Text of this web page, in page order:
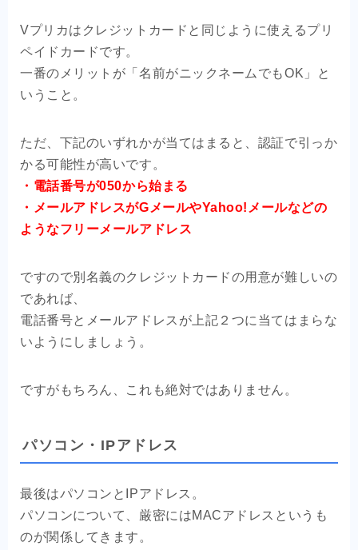
Vプリカはクレジットカードと同じように使えるプリ
ペイドカードです。
一番のメリットが「名前がニックネームでもOK」と
いうこと。
ただ、下記のいずれかが当てはまると、認証で引っか
かる可能性が高いです。
・電話番号が050から始まる
・メールアドレスがGメールやYahoo!メールなどの
ようなフリーメールアドレス
ですので別名義のクレジットカードの用意が難しいの
であれば、
電話番号とメールアドレスが上記２つに当てはまらな
いようにしましょう。
ですがもちろん、これも絶対ではありません。
パソコン・IPアドレス
最後はパソコンとIPアドレス。
パソコンについて、厳密にはMACアドレスというも
のが関係してきます。